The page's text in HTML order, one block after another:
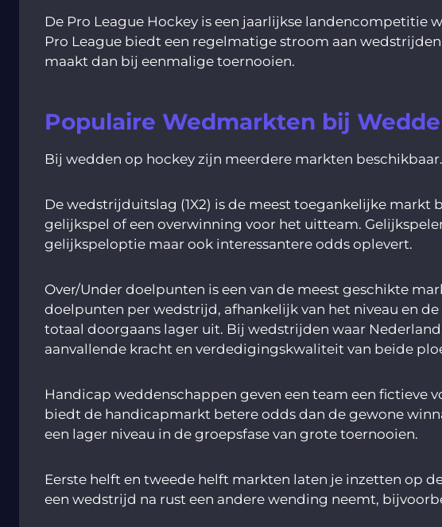
De Pro League Hockey is een jaarlijkse landencompetitie
Pro League biedt een regelmatige stroom aan
maakt dan bij eenmalige toernooien.
Populaire Wedmarkten bij
Bij wedden op hockey zijn meerdere markten
De wedstrijduitslag (1X2) is de meest toegankelijke markt
gelijkspel of een overwinning voor het uitteam.
gelijkspeloptie maar ook interessantere odds oplevert.
Over/Under doelpunten is een van de meest geschikte
doelpunten per wedstrijd, afhankelijk van het niveau en
totaal doorgaans lager uit. Bij wedstrijden waar
aanvallende kracht en verdedigingskwaliteit van beide
Handicap weddenschappen geven een team een
biedt de handicapmarkt betere odds dan de gewone
een lager niveau in de groepsfase van grote toernooien.
Eerste helft en tweede helft markten laten je inzetten op
een wedstrijd na rust een andere wending neemt,